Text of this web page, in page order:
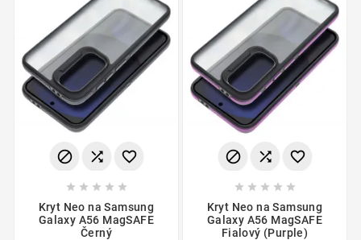
  
    
Kryt Neo na Samsung
Galaxy A56 MagSAFE
Černý
  
    
Kryt Neo na Samsung
Galaxy A56 MagSAFE
Fialový (Purple)